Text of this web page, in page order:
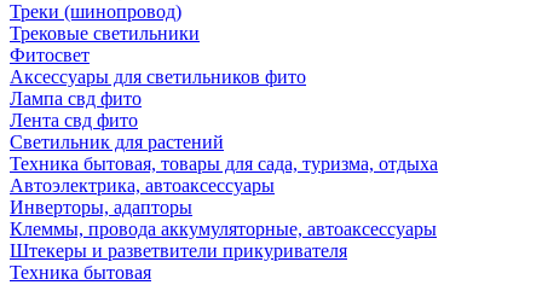
Треки (шинопровод)
Трековые светильники
Фитосвет
Аксессуары для светильников фито
Лампа свд фито
Лента свд фито
Светильник для растений
Техника бытовая, товары для сада, туризма, отдыха
Автоэлектрика, автоаксессуары
Инверторы, адапторы
Клеммы, провода аккумуляторные, автоаксессуары
Штекеры и разветвители прикуривателя
Техника бытовая